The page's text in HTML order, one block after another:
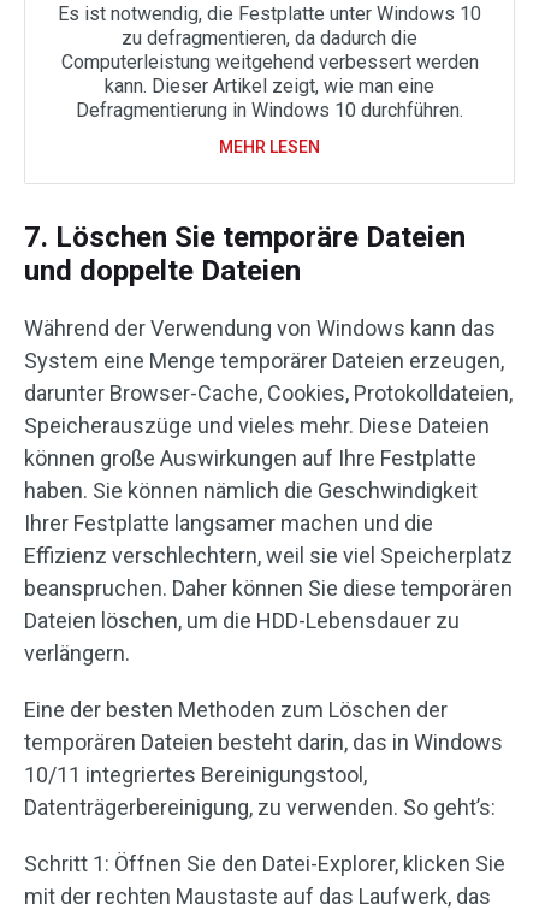
Es ist notwendig, die Festplatte unter Windows 10
zu defragmentieren, da dadurch die
Computerleistung weitgehend verbessert werden
kann. Dieser Artikel zeigt, wie man eine
Defragmentierung in Windows 10 durchführen.
MEHR LESEN
7. Löschen Sie temporäre Dateien
und doppelte Dateien
Während der Verwendung von Windows kann das
System eine Menge temporärer Dateien erzeugen,
darunter Browser-Cache, Cookies, Protokolldateien,
Speicherauszüge und vieles mehr. Diese Dateien
können große Auswirkungen auf Ihre Festplatte
haben. Sie können nämlich die Geschwindigkeit
Ihrer Festplatte langsamer machen und die
Effizienz verschlechtern, weil sie viel Speicherplatz
beanspruchen. Daher können Sie diese temporären
Dateien löschen, um die HDD-Lebensdauer zu
verlängern.
Eine der besten Methoden zum Löschen der
temporären Dateien besteht darin, das in Windows
10/11 integriertes Bereinigungstool,
Datenträgerbereinigung, zu verwenden. So geht’s:
Schritt 1: Öffnen Sie den Datei-Explorer, klicken Sie
mit der rechten Maustaste auf das Laufwerk, das